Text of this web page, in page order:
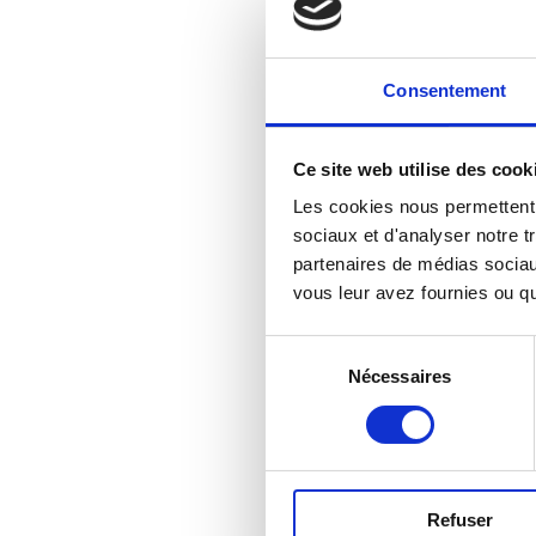
Consentement
Ce site web utilise des
Les cookies nous
sociaux et d'analyser notre
partenaires de médias
vous leur avez fournies ou
consentement
Nécessaires
Refuser
Le nettoyage régulier est
de nettoyage
2.
La maintenance
problèmes majeurs.
dysfonctionnements,
Chaque matériau de
appropriées pour nettoyer
4.